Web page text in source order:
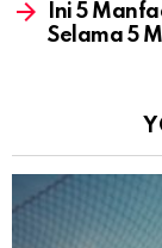
Ini 5
Selama 5